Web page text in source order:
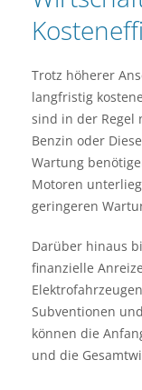
Trotz höherer
langfristig
sind in der Regel
Benzin oder
Wartung
Motoren
geringeren
Darüber hinaus
finanzielle
Subventionen
können die
und die